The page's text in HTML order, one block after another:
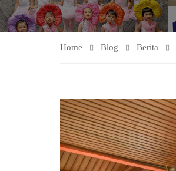
Home Blog Berita